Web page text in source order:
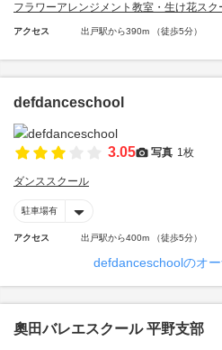
フラワーアレンジメント教室・生け花スク
アクセス 出戸駅から390m （徒歩5分）
defdanceschool
3.05 写真 1枚
ダンススクール
駐車場有
アクセス 出戸駅から400m （徒歩5分）
defdanceschoolのオ
奧田バレエスクール 平野支部